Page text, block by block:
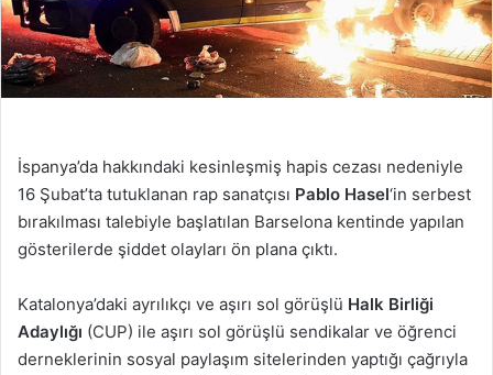
İspanya’da hakkındaki kesinleşmiş hapis cezası nedeniyle
16 Şubat’ta tutuklanan rap sanatçısı Pablo Hasel‘in serbest
bırakılması talebiyle başlatılan Barselona kentinde yapılan
gösterilerde şiddet olayları ön plana çıktı.
Katalonya’daki ayrılıkçı ve aşırı sol görüşlü Halk Birliği
Adaylığı (CUP) ile aşırı sol görüşlü sendikalar ve öğrenci
derneklerinin sosyal paylaşım sitelerinden yaptığı çağrıyla